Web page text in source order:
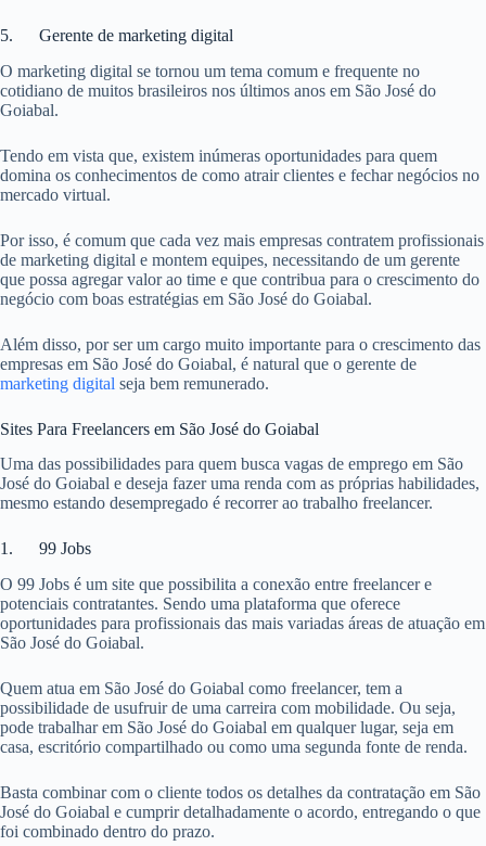
5. Gerente de marketing digital
O marketing digital se tornou um tema comum e frequente no
cotidiano de muitos brasileiros nos últimos anos em São José do
Goiabal.
Tendo em vista que, existem inúmeras oportunidades para quem
domina os conhecimentos de como atrair clientes e fechar negócios no
mercado virtual.
Por isso, é comum que cada vez mais empresas contratem profissionais
de marketing digital e montem equipes, necessitando de um gerente
que possa agregar valor ao time e que contribua para o crescimento do
negócio com boas estratégias em São José do Goiabal.
Além disso, por ser um cargo muito importante para o crescimento das
empresas em São José do Goiabal, é natural que o gerente de
marketing digital seja bem remunerado.
Sites Para Freelancers em São José do Goiabal
Uma das possibilidades para quem busca vagas de emprego em São
José do Goiabal e deseja fazer uma renda com as próprias habilidades,
mesmo estando desempregado é recorrer ao trabalho freelancer.
1. 99 Jobs
O 99 Jobs é um site que possibilita a conexão entre freelancer e
potenciais contratantes. Sendo uma plataforma que oferece
oportunidades para profissionais das mais variadas áreas de atuação em
São José do Goiabal.
Quem atua em São José do Goiabal como freelancer, tem a
possibilidade de usufruir de uma carreira com mobilidade. Ou seja,
pode trabalhar em São José do Goiabal em qualquer lugar, seja em
casa, escritório compartilhado ou como uma segunda fonte de renda.
Basta combinar com o cliente todos os detalhes da contratação em São
José do Goiabal e cumprir detalhadamente o acordo, entregando o que
foi combinado dentro do prazo.